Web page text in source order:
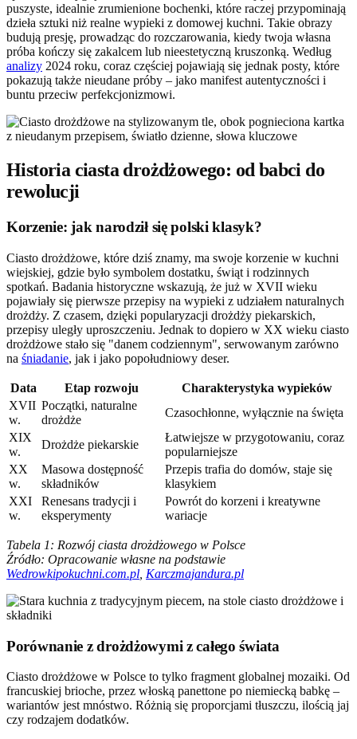
puszyste, idealnie zrumienione bochenki, które raczej przypominają
dzieła sztuki niż realne wypieki z domowej kuchni. Takie obrazy
budują presję, prowadząc do rozczarowania, kiedy twoja własna
próba kończy się zakalcem lub nieestetyczną kruszonką. Według
analizy 2024 roku, coraz częściej pojawiają się jednak posty, które
pokazują także nieudane próby – jako manifest autentyczności i
buntu przeciw perfekcjonizmowi.
Historia ciasta drożdżowego: od babci do
rewolucji
Korzenie: jak narodził się polski klasyk?
Ciasto drożdżowe, które dziś znamy, ma swoje korzenie w kuchni
wiejskiej, gdzie było symbolem dostatku, świąt i rodzinnych
spotkań. Badania historyczne wskazują, że już w XVII wieku
pojawiały się pierwsze przepisy na wypieki z udziałem naturalnych
drożdży. Z czasem, dzięki popularyzacji drożdży piekarskich,
przepisy uległy uproszczeniu. Jednak to dopiero w XX wieku ciasto
drożdżowe stało się "danem codziennym", serwowanym zarówno
na śniadanie, jak i jako popołudniowy deser.
Data Etap rozwoju
Charakterystyka wypieków
XVII
w.
Początki, naturalne
drożdże
Czasochłonne, wyłącznie na święta
XIX
w.
Drożdże piekarskie
Łatwiejsze w przygotowaniu, coraz
popularniejsze
XX
w.
Masowa dostępność
składników
Przepis trafia do domów, staje się
klasykiem
XXI
w.
Renesans tradycji i
eksperymenty
Powrót do korzeni i kreatywne
wariacje
Tabela 1: Rozwój ciasta drożdżowego w Polsce
Źródło: Opracowanie własne na podstawie
Wedrowkipokuchni.com.pl Karczmajandura.pl
Porównanie z drożdżowymi z całego świata
Ciasto drożdżowe w Polsce to tylko fragment globalnej mozaiki. Od
francuskiej brioche, przez włoską panettone po niemiecką babkę –
wariantów jest mnóstwo. Różnią się proporcjami tłuszczu, ilością jaj
czy rodzajem dodatków.